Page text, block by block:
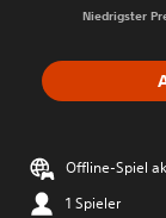
Niedrigster
Offline-Spiel
1 Spieler